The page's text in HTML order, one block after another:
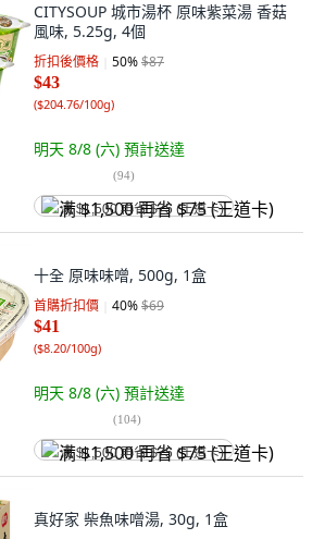
CITYSOUP 城市湯杯 原味紫菜湯 香菇
風味, 5.25g, 4個
折扣後價格 50%$87
$43
($204.76/100g)
明天 8/8 (六) 預計送達
(94)
满 $1,500 再省 $75 (王道卡)
十全 原味味噌, 500g, 1盒
首購折扣價 40%$69
$41
($8.20/100g)
明天 8/8 (六) 預計送達
(104)
满 $1,500 再省 $75 (王道卡)
真好家 柴魚味噌湯, 30g, 1盒